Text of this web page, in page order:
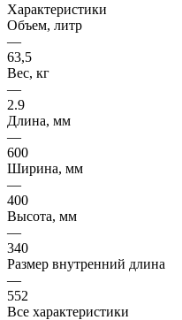
Характеристики
Объем, литр
—
63,5
Вес, кг
—
2.9
Длина, мм
—
600
Ширина, мм
—
400
Высота, мм
—
340
Размер внутренний длина
—
552
Все характеристики